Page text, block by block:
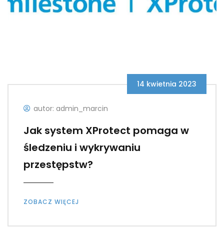
14 kwietnia 2023
autor: admin_marcin
Jak system XProtect pomaga w
śledzeniu i wykrywaniu
przestępstw?
ZOBACZ WIĘCEJ